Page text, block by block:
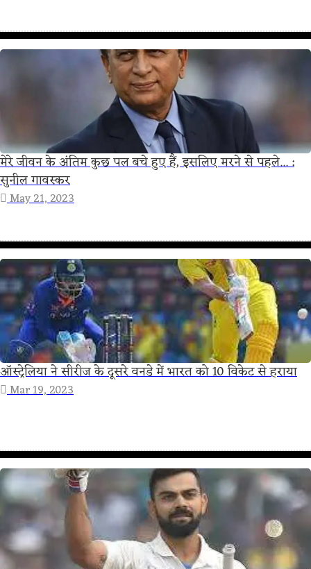
मेरे जीवन के अंतिम कुछ पल बचे हुए हैं, इसलिए मरने से पहले... :
सुनील गावस्कर
May 21, 2023
ऑस्ट्रेलिया ने सीरीज के दूसरे वनडे में भारत को 10 विकेट से हराया
Mar 19, 2023